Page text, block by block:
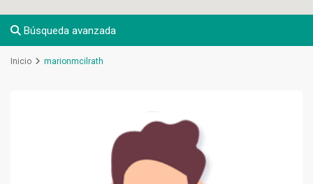
Búsqueda avanzada
Inicio marionmcilrath